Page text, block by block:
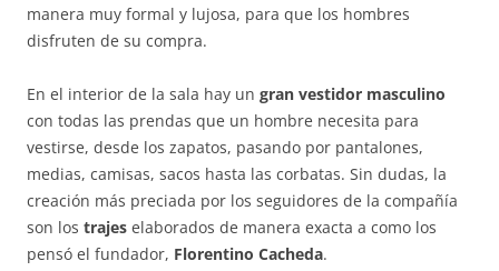
manera muy formal y lujosa, para que los hombres
disfruten de su compra.
En el interior de la sala hay un gran vestidor masculino
con todas las prendas que un hombre necesita para
vestirse, desde los zapatos, pasando por pantalones,
medias, camisas, sacos hasta las corbatas. Sin dudas, la
creación más preciada por los seguidores de la compañía
son los trajes elaborados de manera exacta a como los
pensó el fundador, Florentino Cacheda.